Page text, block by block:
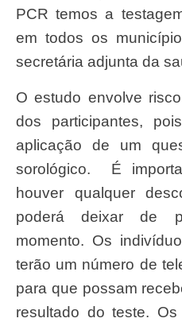
PCR temos a
em todos os
secretária adjunta da
O estudo envolve risco mínimo para a saúde
dos participantes,
aplicação de um
sorológico. É
houver qualquer
poderá deixar de
momento. Os
terão um número de
para que possam
resultado do teste.